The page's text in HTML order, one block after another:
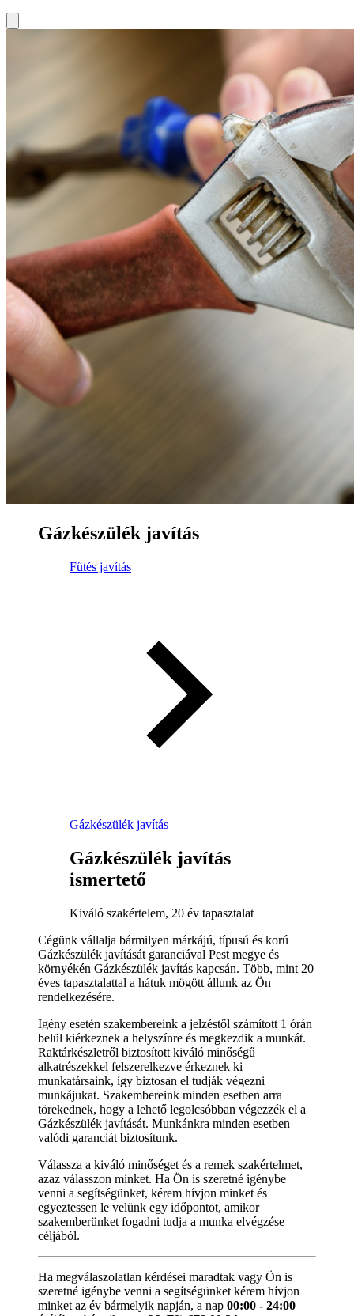
Gázkészülék javítás
Fűtés javítás
Gázkészülék javítás
Gázkészülék javítás
ismertető
Kiváló szakértelem, 20 év tapasztalat
Cégünk vállalja bármilyen márkájú, típusú és korú
Gázkészülék javítását garanciával Pest megye és
környékén Gázkészülék javítás kapcsán. Több, mint 20
éves tapasztalattal a hátuk mögött állunk az Ön
rendelkezésére.
Igény esetén szakembereink a jelzéstől számított 1 órán
belül kiérkeznek a helyszínre és megkezdik a munkát.
Raktárkészletről biztosított kiváló minőségű
alkatrészekkel felszerelkezve érkeznek ki
munkatársaink, így biztosan el tudják végezni
munkájukat. Szakembereink minden esetben arra
törekednek, hogy a lehető legolcsóbban végezzék el a
Gázkészülék javítását. Munkánkra minden esetben
valódi garanciát biztosítunk.
Válassza a kiváló minőséget és a remek szakértelmet,
azaz válasszon minket. Ha Ön is szeretné igénybe
venni a segítségünket, kérem hívjon minket és
egyeztessen le velünk egy időpontot, amikor
szakemberünket fogadni tudja a munka elvégzése
céljából.
Ha megválaszolatlan kérdései maradtak vagy Ön is
szeretné igénybe venni a segítségünket kérem hívjon
minket az év bármelyik napján, a nap 00:00 - 24:00